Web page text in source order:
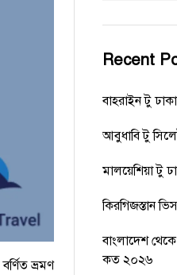
ভ্রমণ
Recent
বাহরাইন টু
আবুধাবি টু
মালয়েশিয়া টু
কিরগিজস্তান
বাংলাদেশ
কত ২০২৬